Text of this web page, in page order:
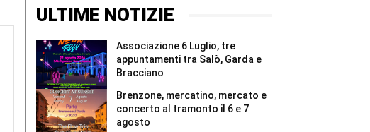
#Shorts
il
Chiese
illesa
la
di
un
anno
#Shorts
ULTIME NOTIZIE
Associazione 6 Luglio, tre
appuntamenti tra Salò, Garda e
Bracciano
Brenzone, mercatino, mercato e
concerto al tramonto il 6 e 7
agosto